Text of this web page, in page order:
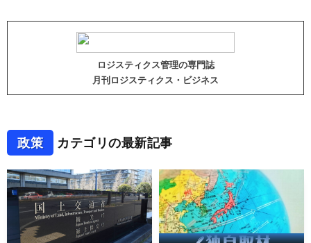
ロジスティクス管理の専門誌
月刊ロジスティクス・ビジネス
政策 カテゴリの最新記事